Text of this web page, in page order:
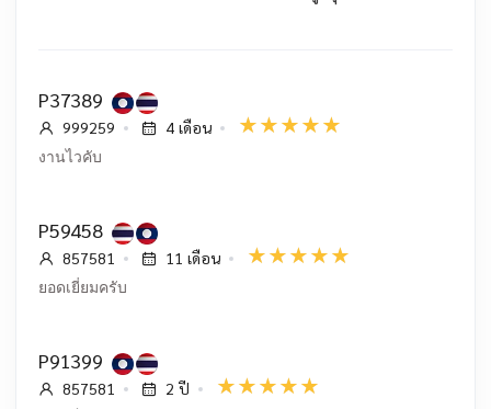
P37389
999259 4 เดือน
งานไวคับ
P59458
857581 11 เดือน
ยอดเยี่ยมครับ
P91399
857581 2 ปี